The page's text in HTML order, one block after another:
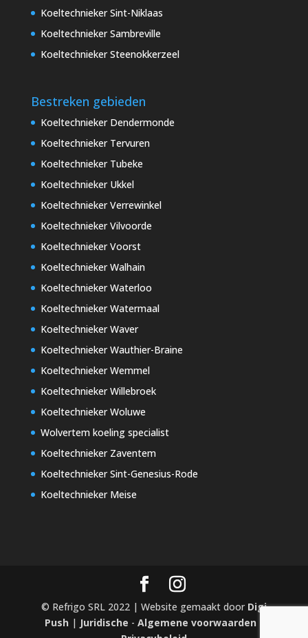
Koeltechnieker Sint-Niklaas
Koeltechnieker Sambreville
Koeltechnieker Steenokkerzeel
Bestreken gebieden
Koeltechnieker Dendermonde
Koeltechnieker Tervuren
Koeltechnieker Tubeke
Koeltechnieker Ukkel
Koeltechnieker Verrewinkel
Koeltechnieker Vilvoorde
Koeltechnieker Voorst
Koeltechnieker Walhain
Koeltechnieker Waterloo
Koeltechnieker Watermaal
Koeltechnieker Waver
Koeltechnieker Wauthier-Braine
Koeltechnieker Wemmel
Koeltechnieker Willebroek
Koeltechnieker Woluwe
Wolvertem koeling specialist
Koeltechnieker Zaventem
Koeltechnieker Sint-Genesius-Rode
Koeltechnieker Meise
© Refrigo SRL 2022 | Website gemaakt door Digi
Push | Juridische -Algemene voorwaarden